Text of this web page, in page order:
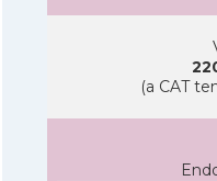
(a CAT